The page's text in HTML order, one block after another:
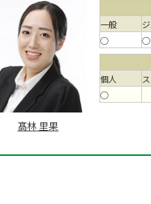
髙林 里果
一般
○
○
個人
○